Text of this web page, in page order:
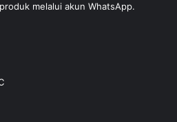
melalui akun WhatsApp.